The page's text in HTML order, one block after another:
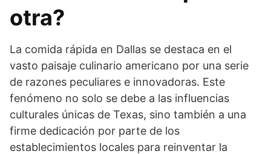
otra?
La comida rápida en Dallas se destaca en el
vasto paisaje culinario americano por una serie
de razones peculiares e innovadoras. Este
fenómeno no solo se debe a las influencias
culturales únicas de Texas, sino también a una
firme dedicación por parte de los
establecimientos locales para reinventar la